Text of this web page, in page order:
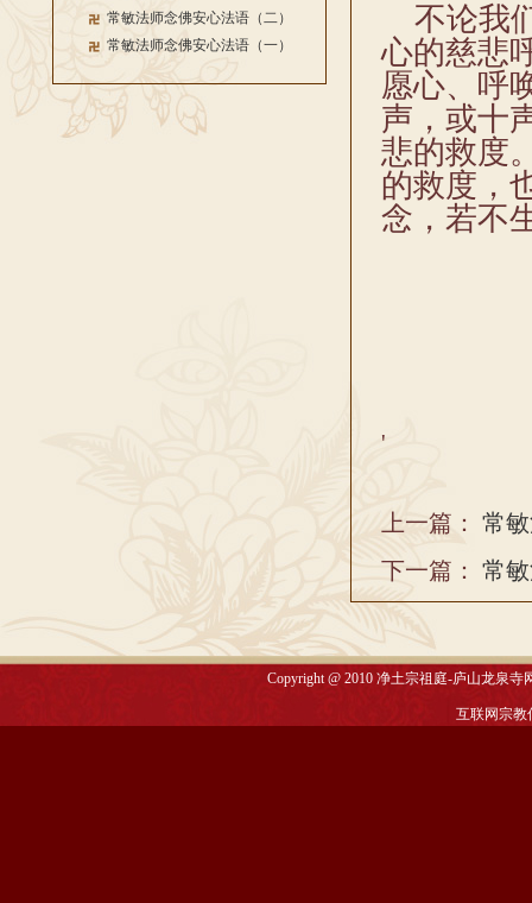
常敏法师念佛安心法语（二）
常敏法师念佛安心法语（一）
不论我
心的慈悲
愿心、呼
声，或十
悲的救度
的救度，
念，若不
'
上一篇： 常
下一篇： 常
Copyright @ 2010净土宗祖庭-庐山龙泉寺
互联网宗教